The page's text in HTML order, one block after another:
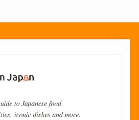
to Japanese food
iconic dishes and more.